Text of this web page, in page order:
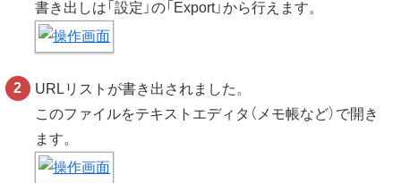
書き出しは「設定」の「Export」から行えます。
URLリストが書き出されました。
このファイルをテキストエディタ（メモ帳など）で開き
ます。